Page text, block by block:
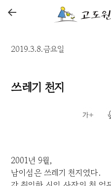
←
2019.3.8.금요일
쓰레기 천지
2001년 9월,
남이섬은 쓰레기 천지였다.